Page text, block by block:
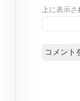
上に表示